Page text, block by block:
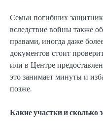
Семьи погибших
вследствие войны также
правами, иногда даже
документов стоит
или в Центре
это занимает минуты и
позже.
Какие участки и